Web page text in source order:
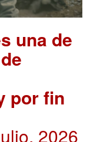
una de
por fin
2026